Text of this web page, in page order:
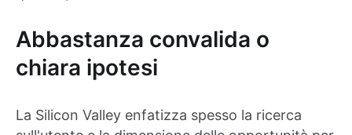
Abbastanza convalida o
chiara ipotesi
La Silicon Valley enfatizza spesso la ricerca